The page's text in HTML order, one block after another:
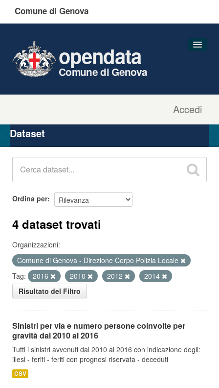
Comune di Genova
Accedi
opendata
Comune di Genova
Organizzazioni
Gruppi
Dataset
Ordina per
4 dataset trovati
Organizzazioni:
Comune di Genova - Direzione Corpo Polizia Locale
Tag:
2016 2010 2012
2014
Risultato del Filtro
Sinistri per via e numero persone coinvolte per
gravità dal 2010 al 2016
Tutti i sinistri avvenuti dal 2010 al 2016 con indicazione degli:
illesi - feriti - feriti con prognosi riservata - deceduti
CSV